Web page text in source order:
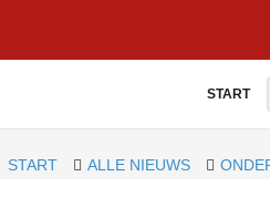
START
START ALLE NIEUWS